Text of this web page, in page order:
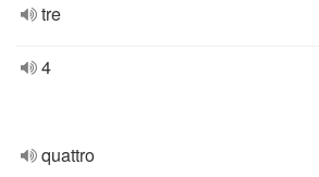
tre
4
quattro